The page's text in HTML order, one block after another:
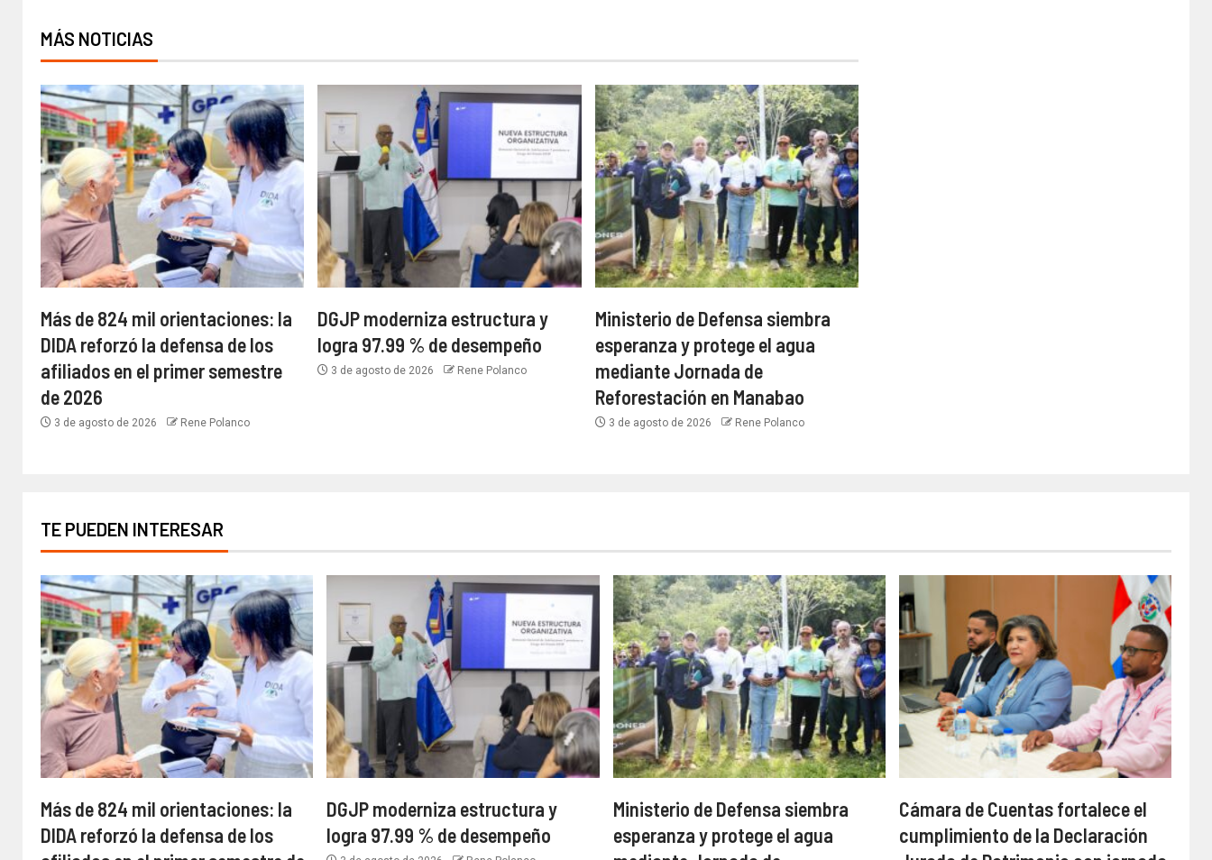
MÁS NOTICIAS
Más de 824 mil orientaciones: la
DIDA reforzó la defensa de los
afiliados en el primer semestre
de 2026
3 de agosto de 2026 Rene Polanco
DGJP moderniza estructura y
logra 97.99 % de desempeño
3 de agosto de 2026 Rene Polanco
Ministerio de Defensa siembra
esperanza y protege el agua
mediante Jornada de
Reforestación en Manabao
3 de agosto de 2026 Rene Polanco
TE PUEDEN INTERESAR
Más de 824 mil orientaciones: la
DIDA reforzó la defensa de los
DGJP moderniza estructura y
logra 97.99 % de desempeño
Ministerio de Defensa siembra
esperanza y protege el agua
Cámara de Cuentas fortalece el
cumplimiento de la Declaración